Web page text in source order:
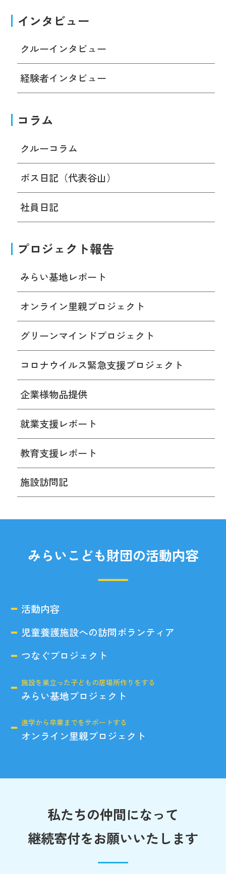
インタビュー
クルーインタビュー
経験者インタビュー
コラム
クルーコラム
ボス日記（代表谷山）
社員日記
プロジェクト報告
みらい基地レポート
オンライン里親プロジェクト
グリーンマインドプロジェクト
コロナウイルス緊急支援プロジェクト
企業様物品提供
就業支援レポート
教育支援レポート
施設訪問記
みらいこども財団の活動内容
活動内容
児童養護施設への訪問ボランティア
つなぐプロジェクト
施設を巣立った子どもの居場所作りをする
みらい基地プロジェクト
進学から卒業までをサポートする
オンライン里親プロジェクト
私たちの仲間になって
継続寄付をお願いいたします